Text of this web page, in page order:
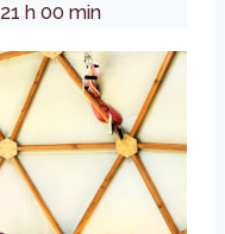
21 h 00 min